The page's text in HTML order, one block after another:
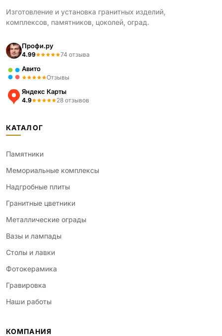
Изготовление и установка гранитных изделий,
комплексов, памятников, цоколей, оград.
Профи.ру
4.99 74 отзыва
Авито
Отзывы
Яндекс Карты
4.9 28 отзывов
КАТАЛОГ
Памятники
Мемориальные комплексы
Надгробные плиты
Гранитные цветники
Металлические ограды
Вазы и лампады
Столы и лавки
Фотокерамика
Гравировка
Наши работы
КОМПАНИЯ